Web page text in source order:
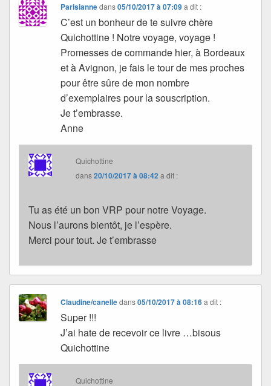
Parisiannedans05/10/2017 à 07:09 a dit :
C’est un bonheur de te suivre chère
Quichottine ! Notre voyage, voyage !
Promesses de commande hier, à Bordeaux
et à Avignon, je fais le tour de mes proches
pour être sûre de mon nombre
d’exemplaires pour la souscription.
Je t’embrasse.
Anne
Quichottine
dans20/10/2017 à 08:42 a dit :
Tu as été un bon VRP pour notre Voyage.
Nous l’aurons bientôt, je l’espère.
Merci pour tout. Je t’embrasse
Claudine/canelledans05/10/2017 à 08:16 a dit :
Super !!!
J’ai hate de recevoir ce livre …bisous
Quichottine
Quichottine